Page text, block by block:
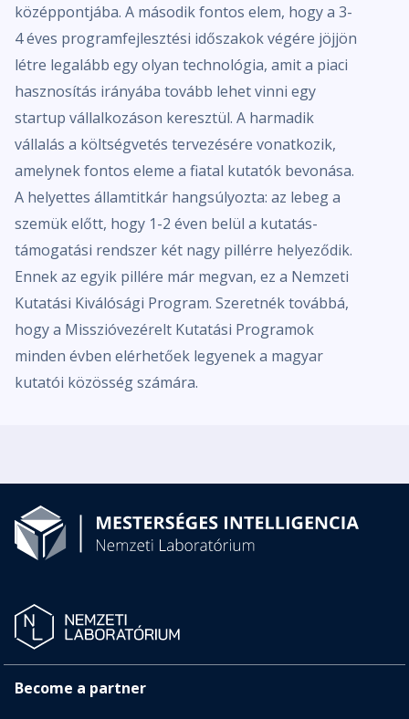
középpontjába. A második fontos elem, hogy a 3-
4 éves programfejlesztési időszakok végére jöjjön
létre legalább egy olyan technológia, amit a piaci
hasznosítás irányába tovább lehet vinni egy
startup vállalkozáson keresztül. A harmadik
vállalás a költségvetés tervezésére vonatkozik,
amelynek fontos eleme a fiatal kutatók bevonása.
A helyettes államtitkár hangsúlyozta: az lebeg a
szemük előtt, hogy 1-2 éven belül a kutatás-
támogatási rendszer két nagy pillérre helyeződik.
Ennek az egyik pillére már megvan, ez a Nemzeti
Kutatási Kiválósági Program. Szeretnék továbbá,
hogy a Misszióvezérelt Kutatási Programok
minden évben elérhetőek legyenek a magyar
kutatói közösség számára.
Become a partner